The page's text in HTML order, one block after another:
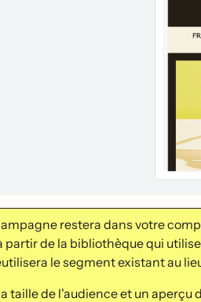
restera dans votre
partir de la bibliothèque qui
le segment existant au
taille de l'audience et un